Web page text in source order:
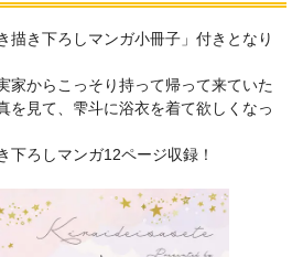
描き下ろしマンガ小冊子」付きとなり
家からこっそり持って帰って来ていた
を見て、雫斗に浴衣を着て欲しくなっ
下ろしマンガ12ページ収録！